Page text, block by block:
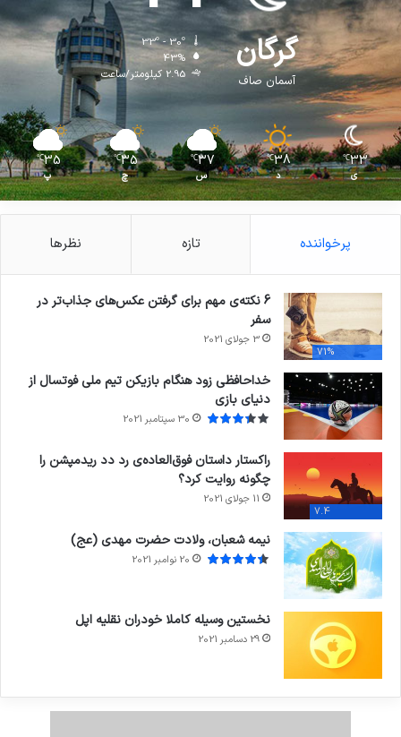
گرگان
آسمان صاف
33º - 30º
43%
2.95 کیلومتر/ساعت
33
℃
ی
38
℃
د
37
℃
س
35
℃
چ
35
℃
پ
پرخواننده تازه نظرها
71%
6 نکته‌ی مهم برای گرفتن عکس‌های جذاب‌تر در
سفر
3 جولای 2021
خداحافظی زود هنگام بازیکن تیم ملی فوتسال از
دنیای بازی
30 سپتامبر 2021
7.4
راکستار داستان فوق‌العاده‌ی رد دد ریدمپشن را
چگونه روایت کرد؟
11 جولای 2021
نیمه شعبان، ولادت حضرت مهدی (عج)
20 نوامبر 2021
نخستین وسیله کاملا خودران نقلیه اپل
29 دسامبر 2021